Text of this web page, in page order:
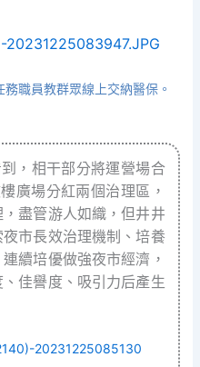
職員教群眾線上交納醫保。
，相干部分將運營場合
廣場分紅兩個治理區，
盡管游人如織，但井井
市長效治理機制、培養
續培優做強夜市經濟，
佳譽度、吸引力后產生